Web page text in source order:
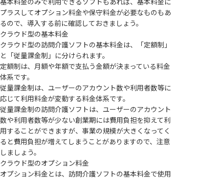
基本料金のみで利用できるソフトもあれば、基本料金に
プラスしてオプション料金や保守料金が必要なものもあ
るので、導入する前に確認しておきましょう。
クラウド型の基本料金
クラウド型の訪問介護ソフトの基本料金は、「定額制」
と「従量課金制」に分けられます。
定額制は、月額や年額で支払う金額が決まっている料金
体系です。
従量課金制は、ユーザーのアカウント数や利用者数等に
応じて利用料金が変動する料金体系です。
従量課金制の訪問介護ソフトは、ユーザーのアカウント
数や利用者数等が少ない創業期には費用負担を抑えて利
用することができますが、事業の規模が大きくなってく
ると費用負担が増えてしまうことがありますので、注意
しましょう。
クラウド型のオプション料金
オプション料金とは、訪問介護ソフトの基本料金で使用